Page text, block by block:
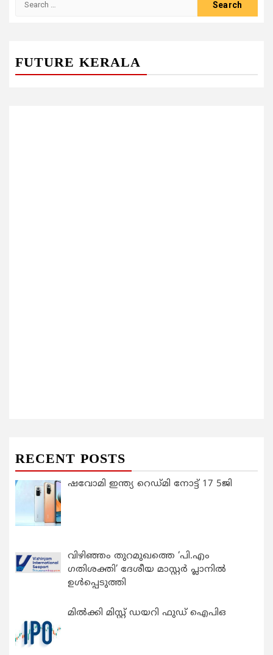
FUTURE KERALA
RECENT POSTS
ഷവോമി ഇന്ത്യ റെഡ്മി നോട്ട് 17 5ജി
വിഴിഞ്ഞം തുറമുഖത്തെ ‘പി.എം
ഗതിശക്തി’ ദേശീയ മാസ്റ്റർ പ്ലാനിൽ
ഉൾപ്പെടുത്തി
മിൽക്കി മിസ്റ്റ് ഡയറി ഫുഡ് ഐപിഒ